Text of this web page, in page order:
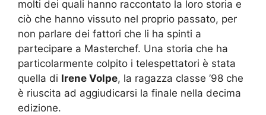
molti dei quali hanno raccontato la loro storia e
ciò che hanno vissuto nel proprio passato, per
non parlare dei fattori che li ha spinti a
partecipare a Masterchef. Una storia che ha
particolarmente colpito i telespettatori è stata
quella di Irene Volpe, la ragazza classe ’98 che
è riuscita ad aggiudicarsi la finale nella decima
edizione.